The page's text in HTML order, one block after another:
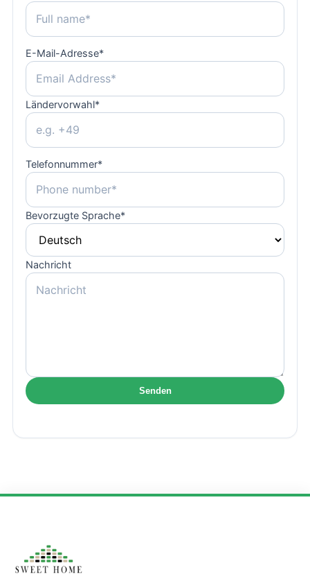
E-Mail-Adresse*
Ländervorwahl*
Telefonnummer*
Bevorzugte Sprache*
Nachricht
Senden